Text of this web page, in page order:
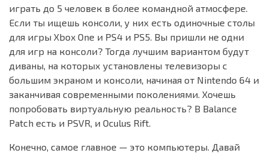
играть до 5 человек в более командной атмосфере.
Если ты ищешь консоли, у них есть одиночные столы
для игры Xbox One и PS4 и PS5. Вы пришли не одни
для игр на консоли? Тогда лучшим вариантом будут
диваны, на которых установлены телевизоры с
большим экраном и консоли, начиная от Nintendo 64 и
заканчивая современными поколениями. Хочешь
попробовать виртуальную реальность? В Balance
Patch есть и PSVR, и Oculus Rift.
Конечно, самое главное — это компьютеры. Давай